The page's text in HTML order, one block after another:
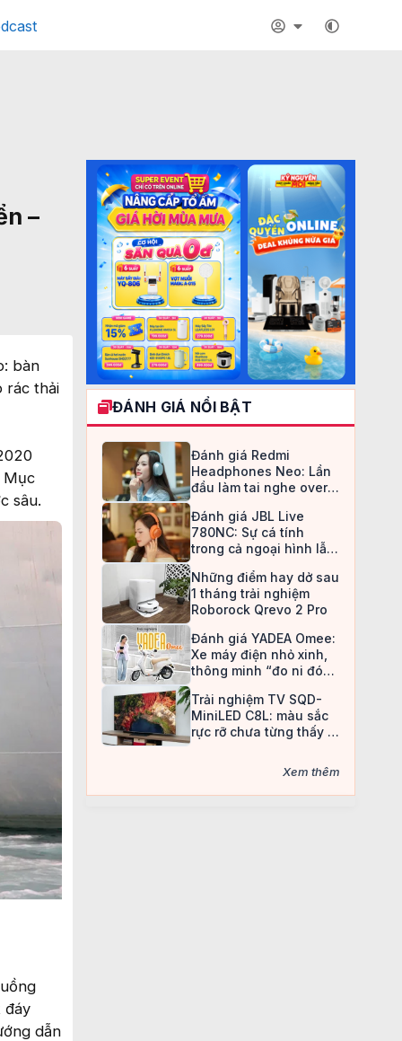
–
bàn
rác thải
Mục
sâu.
đáy
dẫn
ĐÁNH GIÁ NỔI BẬT
Đánh giá Redmi
Headphones Neo: Lần
đầu làm tai nghe over-
an toàn
Đánh giá JBL Live
780NC: Sự cá tính
trong cả ngoại hình lẫn
Những điểm hay dở sau
1 tháng trải nghiệm
Roborock Qrevo 2 Pro
Đánh giá YADEA Omee:
Xe máy điện nhỏ xinh,
thông minh “đo ni đóng
Trải nghiệm TV SQD-
MiniLED C8L: màu sắc
rực rỡ chưa từng thấy ở
Xem thêm